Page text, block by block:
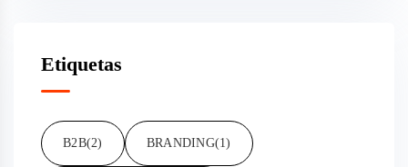
Etiquetas
B2B(2) BRANDING(1)